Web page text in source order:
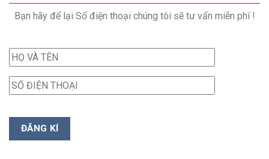
Bạn hãy để lại Số điện thoại chúng tôi sẽ tư vấn miễn phí !